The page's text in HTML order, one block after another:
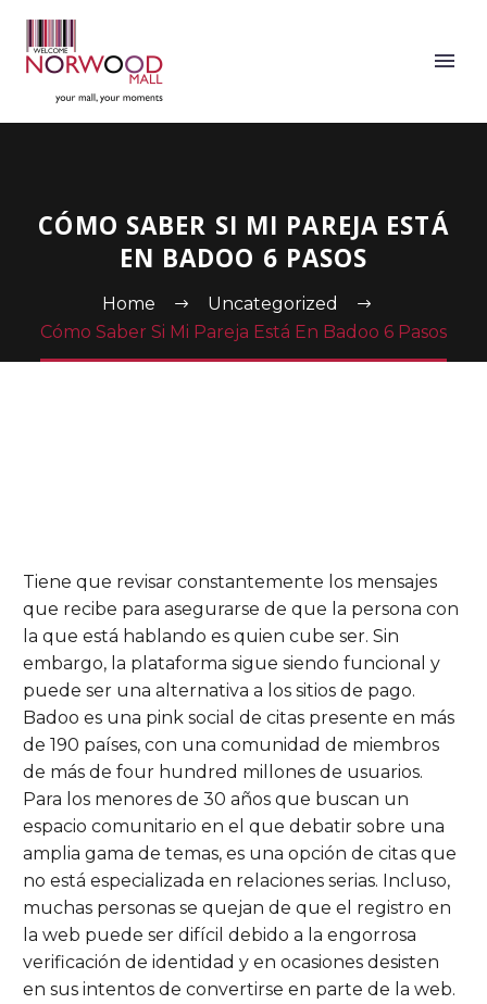
CÓMO SABER SI MI PAREJA ESTÁ
EN BADOO 6 PASOS
Home
Uncategorized
Cómo Saber Si Mi Pareja Está En Badoo 6 Pasos
Tiene que revisar constantemente los mensajes
que recibe para asegurarse de que la persona con
la que está hablando es quien cube ser. Sin
embargo, la plataforma sigue siendo funcional y
puede ser una alternativa a los sitios de pago.
Badoo es una pink social de citas presente en más
de 190 países, con una comunidad de miembros
de más de four hundred millones de usuarios.
Para los menores de 30 años que buscan un
espacio comunitario en el que debatir sobre una
amplia gama de temas, es una opción de citas que
no está especializada en relaciones serias. Incluso,
muchas personas se quejan de que el registro en
la web puede ser difícil debido a la engorrosa
verificación de identidad y en ocasiones desisten
en sus intentos de convertirse en parte de la web.